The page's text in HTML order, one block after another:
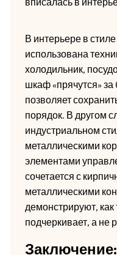
В интерьере в
использована
холодильник,
шкаф «прячутся»
позволяет
порядок. В другом
индустриальном
металлическими
элементами
сочетается с
металлическими
демонстрируют,
подчеркивает, а не